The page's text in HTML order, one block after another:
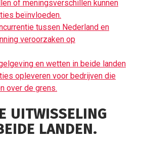
of meningsverschillen kunnen
beïnvloeden.
tussen Nederland en
veroorzaken op
en wetten in beide landen
opleveren voor bedrijven die
over de grens.
UITWISSELING
LANDEN.